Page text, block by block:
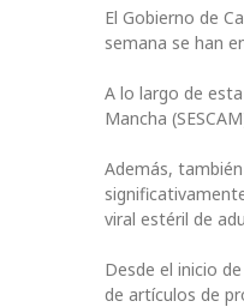
El Gobierno de
semana se han
A lo largo de
Mancha
Además,
viral estéril de
Desde el inicio
de artículos de